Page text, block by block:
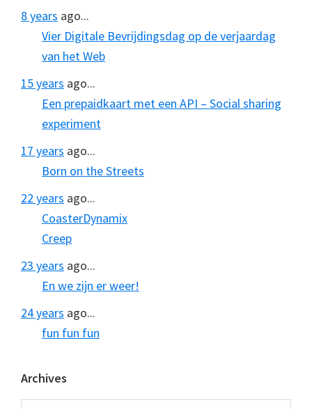
8 years ago...
Vier Digitale Bevrijdingsdag op de verjaardag
van het Web
15 years ago...
Een prepaidkaart met een API – Social sharing
experiment
17 years ago...
Born on the Streets
22 years ago...
CoasterDynamix
Creep
23 years ago...
En we zijn er weer!
24 years ago...
fun fun fun
Archives